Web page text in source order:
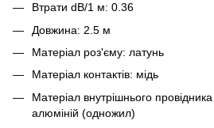
Втрати dB/1 м: 0.36
Довжина: 2.5 м
Матеріал роз'єму: латунь
Матеріал контактів: мідь
Матеріал внутрішнього
алюміній (одножил)